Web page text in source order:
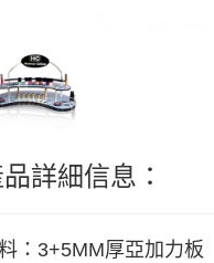
詳細信息：
：3+5MM厚亞加力板